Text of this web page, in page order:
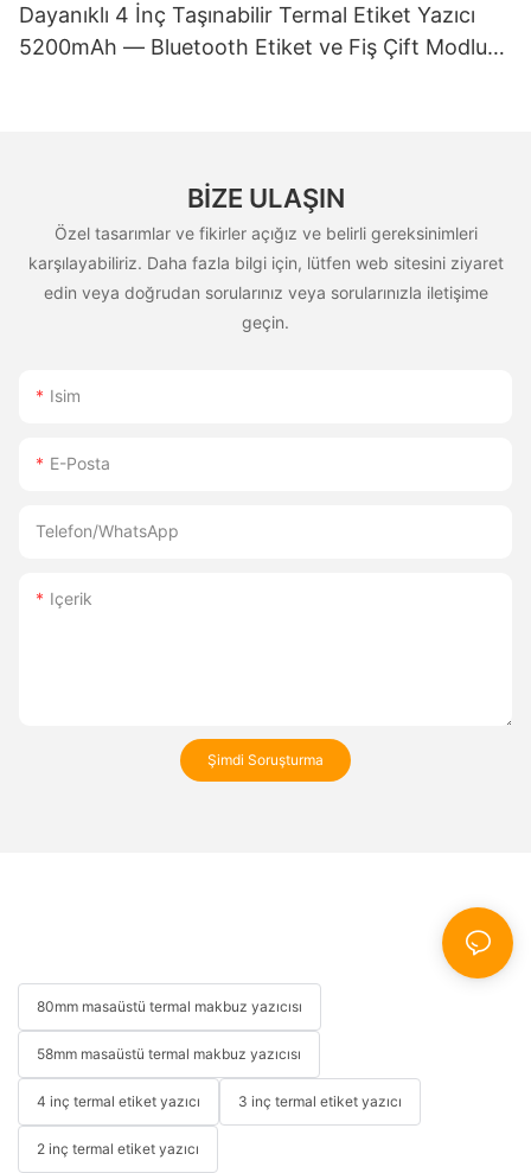
Dayanıklı 4 İnç Taşınabilir Termal Etiket Yazıcı
5200mAh — Bluetooth Etiket ve Fiş Çift Modlu
BIZE ULAŞIN
Özel tasarımlar ve fikirler açığız ve belirli gereksinimleri
karşılayabiliriz. Daha fazla bilgi için, lütfen web sitesini ziyaret
edin veya doğrudan sorularınız veya sorularınızla iletişime
geçin.
Isim
E-Posta
Telefon/WhatsApp
Içerik
Şimdi Soruşturma
80mm masaüstü termal makbuz yazıcısı
58mm masaüstü termal makbuz yazıcısı
4 inç termal etiket yazıcı 3 inç termal etiket yazıcı
2 inç termal etiket yazıcı